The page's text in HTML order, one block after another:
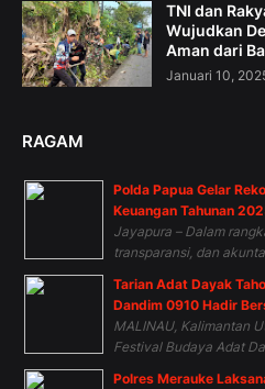
TNI dan
Wujudkan
Aman dari
Januari 10,
RAGAM
Polda Papua Gelar
Keuangan Tahunan
Jayapura – Dalam
transparansi, dan
Tarian Adat Dayak
Dandim 0910 Hadir
MALINAU, Kalimantan
Festival Budaya Adat
Polres Merauke